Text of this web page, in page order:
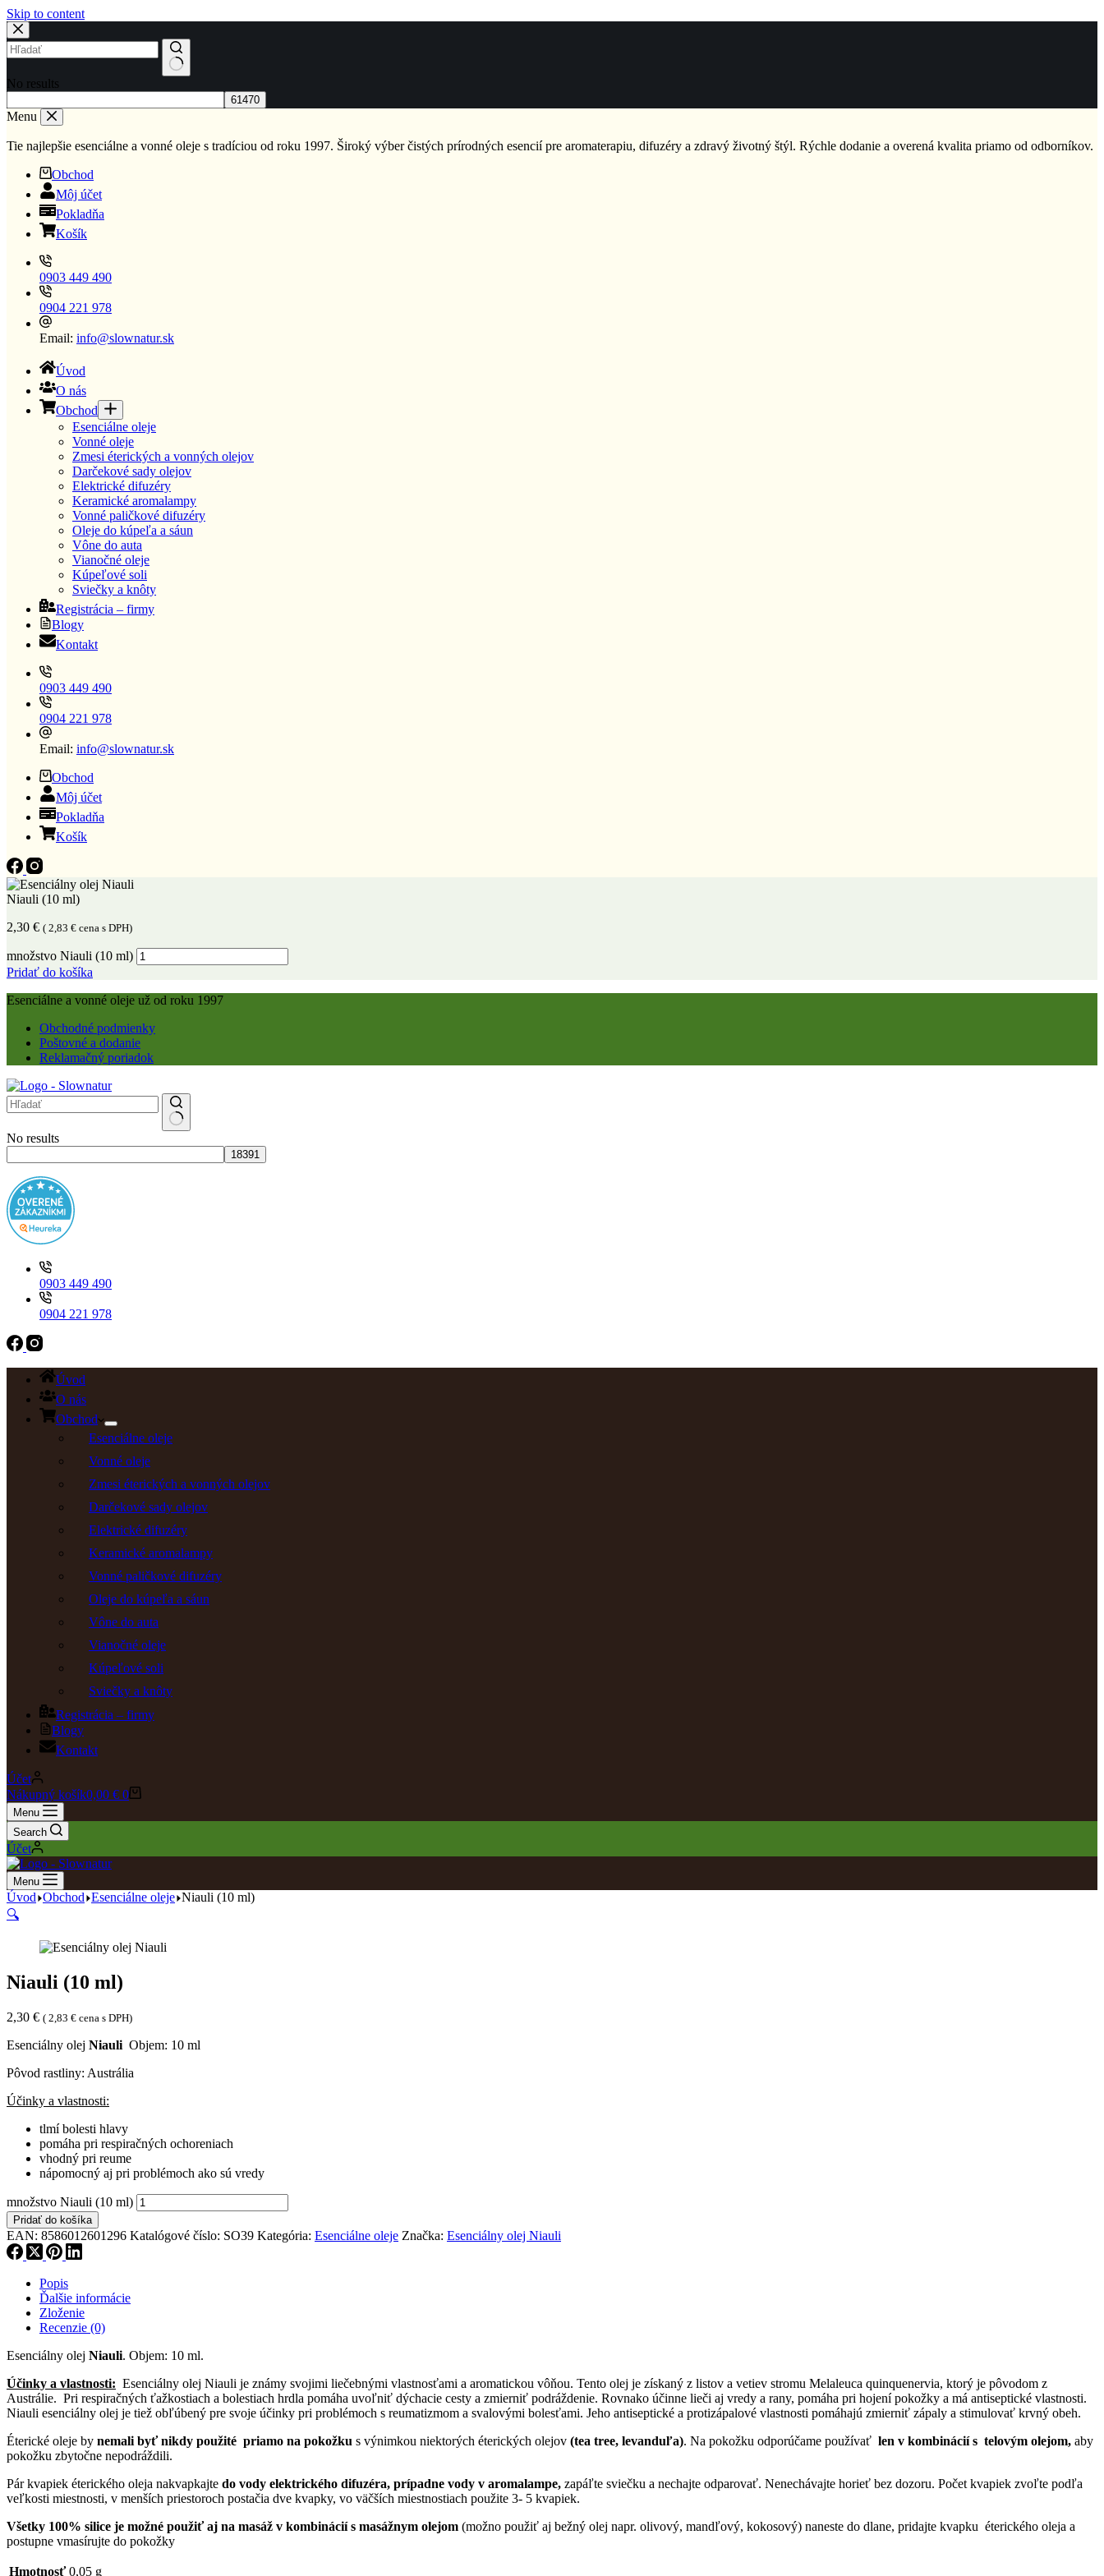
Skip to content
No results
Menu
Tie najlepšie esenciálne a vonné oleje s tradíciou od roku 1997. Široký výber čistých prírodných esencií pre aromaterapiu, difuzéry a zdravý životný štýl. Rýchle dodanie a overená kvalita priamo od odborníkov.
Obchod
Môj účet
Pokladňa
Košík
0903 449 490
0904 221 978
Email: info@slownatur.sk
Úvod
O nás
Obchod
Esenciálne oleje
Vonné oleje
Zmesi éterických a vonných olejov
Darčekové sady olejov
Elektrické difuzéry
Keramické aromalampy
Vonné paličkové difuzéry
Oleje do kúpeľa a sáun
Vône do auta
Vianočné oleje
Kúpeľové soli
Sviečky a knôty
Registrácia – firmy
Blogy
Kontakt
0903 449 490
0904 221 978
Email: info@slownatur.sk
Obchod
Môj účet
Pokladňa
Košík
Niauli (10 ml)
2,30 € ( 2,83 € cena s DPH)
množstvo Niauli (10 ml)
Pridať do košíka
Esenciálne a vonné oleje už od roku 1997
Obchodné podmienky
Poštovné a dodanie
Reklamačný poriadok
No results
0903 449 490
0904 221 978
Úvod
O nás
Obchod
Esenciálne oleje
Vonné oleje
Zmesi éterických a vonných olejov
Darčekové sady olejov
Elektrické difuzéry
Keramické aromalampy
Vonné paličkové difuzéry
Oleje do kúpeľa a sáun
Vône do auta
Vianočné oleje
Kúpeľové soli
Sviečky a knôty
Registrácia – firmy
Blogy
Kontakt
Účet
Nákupný košík0,00 € 0
Menu
Search
Účet
Menu
Úvod Obchod Esenciálne oleje Niauli (10 ml)
🔍
Niauli (10 ml)
2,30 € ( 2,83 € cena s DPH)
Esenciálny olej Niauli Objem: 10 ml
Pôvod rastliny: Austrália
Účinky a vlastnosti:
tlmí bolesti hlavy
pomáha pri respiračných ochoreniach
vhodný pri reume
nápomocný aj pri problémoch ako sú vredy
množstvo Niauli (10 ml)
Pridať do košíka
EAN: 8586012601296 Katalógové číslo: SO39 Kategória: Esenciálne oleje Značka: Esenciálny olej Niauli
Popis
Ďalšie informácie
Zloženie
Recenzie (0)
Esenciálny olej Niauli. Objem: 10 ml.
Účinky a vlastnosti: Esenciálny olej Niauli je známy svojimi liečebnými vlastnosťami a aromatickou vôňou. Tento olej je získaný z listov a vetiev stromu Melaleuca quinquenervia, ktorý je pôvodom z
Austrálie. Pri respiračných ťažkostiach a bolestiach hrdla pomáha uvoľniť dýchacie cesty a zmierniť podráždenie. Rovnako účinne lieči aj vredy a rany, pomáha pri hojení pokožky a má antiseptické vlastnosti.
Niauli esenciálny olej je tiež obľúbený pre svoje účinky pri problémoch s reumatizmom a svalovými bolesťami. Jeho antiseptické a protizápalové vlastnosti pomáhajú zmierniť zápaly a stimulovať krvný obeh.
Éterické oleje by nemali byť nikdy použité priamo na pokožku s výnimkou niektorých éterických olejov (tea tree, levanduľa). Na pokožku odporúčame používať len v kombinácií s telovým olejom, aby
pokožku zbytočne nepodráždili.
Pár kvapiek éterického oleja nakvapkajte do vody elektrického difuzéra, prípadne vody v aromalampe, zapáľte sviečku a nechajte odparovať. Nenechávajte horieť bez dozoru. Počet kvapiek zvoľte podľa
veľkosti miestnosti, v menších priestoroch postačia dve kvapky, vo väčších miestnostiach použite 3- 5 kvapiek.
Všetky 100% silice je možné použiť aj na masáž v kombinácií s masážnym olejom (možno použiť aj bežný olej napr. olivový, mandľový, kokosový) naneste do dlane, pridajte kvapku éterického oleja a
postupne vmasírujte do pokožky
Hmotnosť 0,05 g